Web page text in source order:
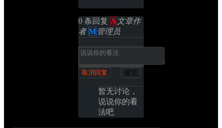
0 条回复 A 文章作
者 M 管理员
取消回复 提交
暂无讨论，
说说你的看
法吧